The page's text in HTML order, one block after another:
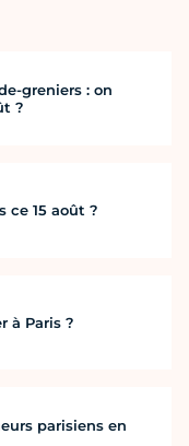
greniers : on
?
ce 15 août ?
à Paris ?
parisiens en